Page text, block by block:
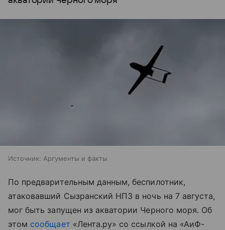
Источник: Аргументы и факты
По предварительным данным, беспилотник,
атаковавший Сызранский НПЗ в ночь на 7 августа,
мог быть запущен из акватории Черного моря. Об
этом сообщает «Лента.ру» со ссылкой на «АиФ-